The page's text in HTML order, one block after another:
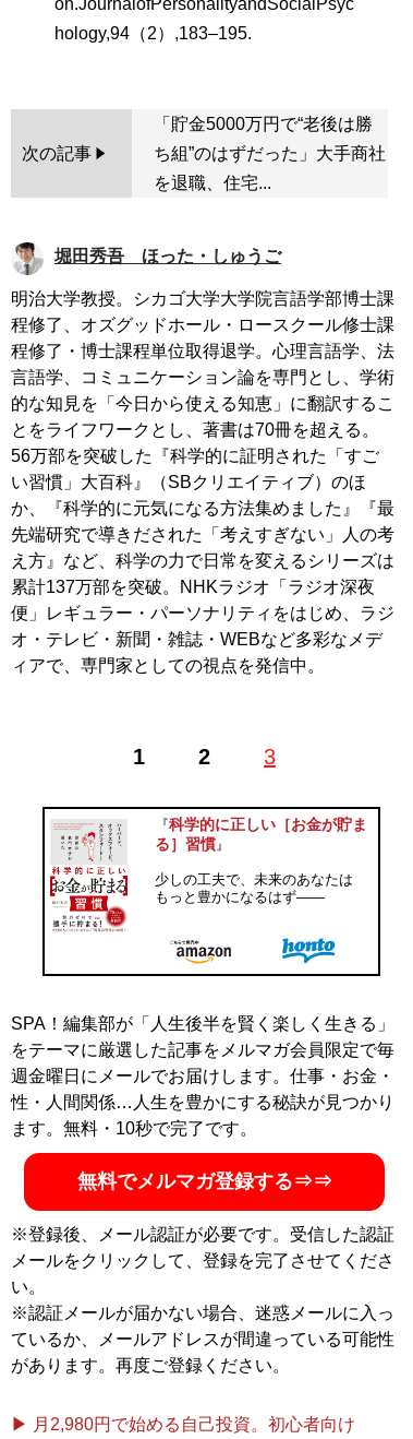
on.JournalofPersonalityandSocialPsyc
hology,94（2）,183–195.
次の記事
「貯金5000万円で“老後は勝
ち組”のはずだった」大手商社
を退職、住宅...
堀田秀吾 ほった・しゅうご
明治大学教授。シカゴ大学大学院言語学部博士課
程修了、オズグッドホール・ロースクール修士課
程修了・博士課程単位取得退学。心理言語学、法
言語学、コミュニケーション論を専門とし、学術
的な知見を「今日から使える知恵」に翻訳するこ
とをライフワークとし、著書は70冊を超える。
56万部を突破した『科学的に証明された「すご
い習慣」大百科』（SBクリエイティブ）のほ
か、『科学的に元気になる方法集めました』『最
先端研究で導きだされた「考えすぎない」人の考
え方』など、科学の力で日常を変えるシリーズは
累計137万部を突破。NHKラジオ「ラジオ深夜
便」レギュラー・パーソナリティをはじめ、ラジ
オ・テレビ・新聞・雑誌・WEBなど多彩なメデ
ィアで、専門家としての視点を発信中。
1 2 3
『科学的に正しい［お金が貯ま
る］習慣』
少しの工夫で、未来のあなたは
もっと豊かになるはず——
SPA！編集部が「人生後半を賢く楽しく生きる」
をテーマに厳選した記事をメルマガ会員限定で毎
週金曜日にメールでお届けします。仕事・お金・
性・人間関係…人生を豊かにする秘訣が見つかり
ます。無料・10秒で完了です。
無料でメルマガ登録する⇒⇒
※登録後、メール認証が必要です。受信した認証
メールをクリックして、登録を完了させてくださ
い。
※認証メールが届かない場合、迷惑メールに入っ
ているか、メールアドレスが間違っている可能性
があります。再度ご登録ください。
▶ 月2,980円で始める自己投資。初心者向け